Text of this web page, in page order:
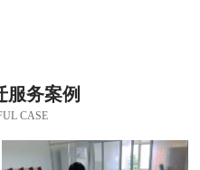
服务案例
CASE